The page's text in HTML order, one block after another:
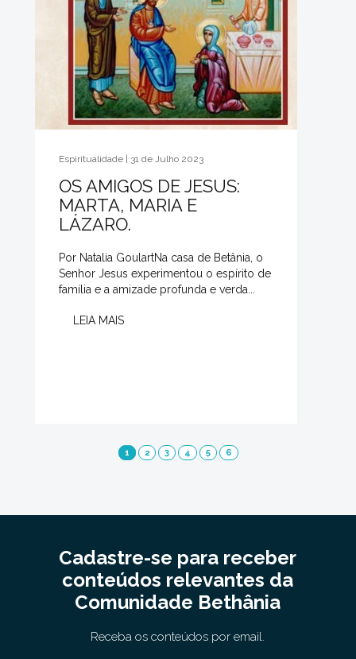
Espiritualidade | 31 de Julho 2023
OS AMIGOS DE JESUS:
MARTA, MARIA E
LÁZARO.
Por Natalia GoulartNa casa de Betânia, o
Senhor Jesus experimentou o espírito de
família e a amizade profunda e verda...
LEIA MAIS
1 2 3 4 5 6
Cadastre-se para receber
conteúdos relevantes da
Comunidade Bethânia
Receba os conteúdos por email.